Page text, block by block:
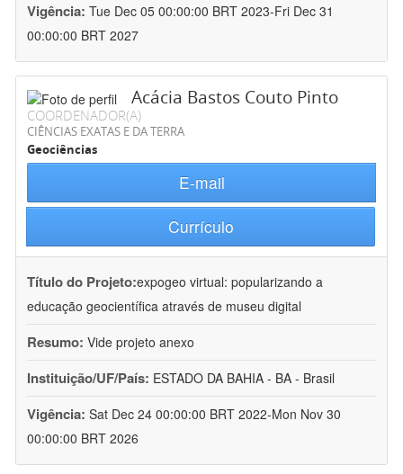
Vigência: Tue Dec 05 00:00:00 BRT 2023-Fri Dec 31
00:00:00 BRT 2027
Acácia Bastos Couto Pinto
COORDENADOR(A)
CIÊNCIAS EXATAS E DA TERRA
Geociências
E-mail
Currículo
Título do Projeto:expogeo virtual: popularizando a
educação geocientífica através de museu digital
Resumo: Vide projeto anexo
Instituição/UF/País: ESTADO DA BAHIA - BA - Brasil
Vigência: Sat Dec 24 00:00:00 BRT 2022-Mon Nov 30
00:00:00 BRT 2026